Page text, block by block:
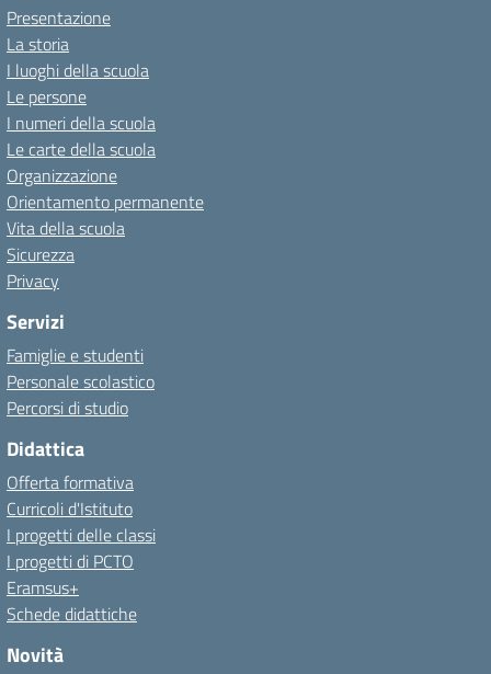
Presentazione
La storia
I luoghi della scuola
Le persone
I numeri della scuola
Le carte della scuola
Organizzazione
Orientamento permanente
Vita della scuola
Sicurezza
Privacy
Servizi
Famiglie e studenti
Personale scolastico
Percorsi di studio
Didattica
Offerta formativa
Curricoli d'Istituto
I progetti delle classi
I progetti di PCTO
Eramsus+
Schede didattiche
Novità